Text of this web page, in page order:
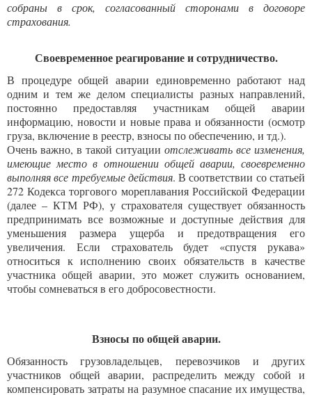
собраны в срок, согласованный сторонами в договоре
страхования.
Своевременное реагирование и сотрудничество.
В процедуре общей аварии единовременно работают над
одним и тем же делом специалисты разных направлений,
постоянно предоставляя участникам общей аварии
информацию, новости и новые права и обязанности (осмотр
груза, включение в реестр, взносы по обеспечению, и тд.).
Очень важно, в такой ситуации отслеживать все изменения,
имеющие место в отношении общей аварии, своевременно
выполняя все требуемые действия. В соответствии со статьей
272 Кодекса торгового мореплавания Российской Федерации
(далее – КТМ РФ), у страхователя существует обязанность
предпринимать все возможные и доступные действия для
уменьшения размера ущерба и предотвращения его
увеличения. Если страхователь будет «спустя рукава»
относиться к исполнению своих обязательств в качестве
участника общей аварии, это может служить основанием,
чтобы сомневаться в его добросовестности.
Взносы по общей аварии.
Обязанность грузовладельцев, перевозчиков и других
участников общей аварии, распределить между собой и
компенсировать затраты на разумное спасание их имущества,